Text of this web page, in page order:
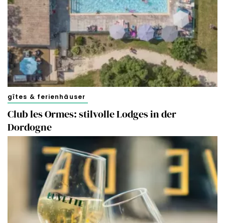
gîtes & ferienhäuser
Club les Ormes: stilvolle Lodges in der
Dordogne